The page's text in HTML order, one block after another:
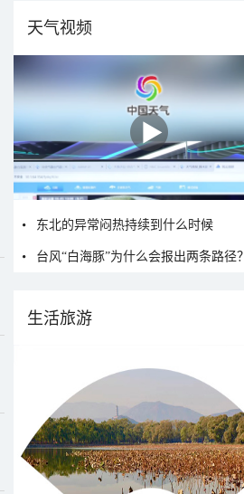
天气视频
东北的异常闷热持续到什么时候
台风“白海豚”为什么会报出两条路径？
生活旅游